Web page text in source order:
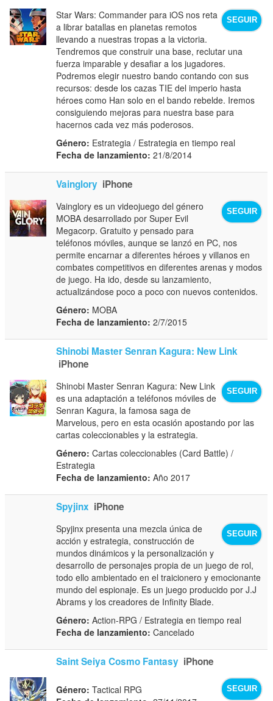
SEGUIR
Star Wars: Commander para iOS nos reta
a librar batallas en planetas remotos
llevando a nuestras tropas a la victoria.
Tendremos que construir una base, reclutar una
fuerza imparable y desafiar a los jugadores.
Podremos elegir nuestro bando contando con sus
recursos: desde los cazas TIE del imperio hasta
héroes como Han solo en el bando rebelde. Iremos
consiguiendo mejoras para nuestra base para
hacernos cada vez más poderosos.
Género: Estrategia / Estrategia en tiempo real
Fecha de lanzamiento: 21/8/2014
Vainglory iPhone
SEGUIR
Vainglory es un videojuego del género
MOBA desarrollado por Super Evil
Megacorp. Gratuito y pensado para
teléfonos móviles, aunque se lanzó en PC, nos
permite encarnar a diferentes héroes y villanos en
combates competitivos en diferentes arenas y modos
de juego. Ha ido, desde su lanzamiento,
actualizándose poco a poco con nuevos contenidos.
Género: MOBA
Fecha de lanzamiento: 2/7/2015
Shinobi Master Senran Kagura: New Link
iPhone
SEGUIR
Shinobi Master Senran Kagura: New Link
es una adaptación a teléfonos móviles de
Senran Kagura, la famosa saga de
Marvelous, pero en esta ocasión apostando por las
cartas coleccionables y la estrategia.
Género: Cartas coleccionables (Card Battle) /
Estrategia
Fecha de lanzamiento: Año 2017
Spyjinx iPhone
SEGUIR
Spyjinx presenta una mezcla única de
acción y estrategia, construcción de
mundos dinámicos y la personalización y
desarrollo de personajes propia de un juego de rol,
todo ello ambientado en el traicionero y emocionante
mundo del espionaje. Es un juego producido por J.J
Abrams y los creadores de Infinity Blade.
Género: Action-RPG / Estrategia en tiempo real
Fecha de lanzamiento: Cancelado
Saint Seiya Cosmo Fantasy iPhone
SEGUIR
Género: Tactical RPG